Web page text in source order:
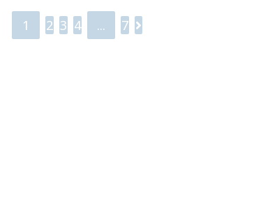
1 2 3 4 ... 7 Go to the next page